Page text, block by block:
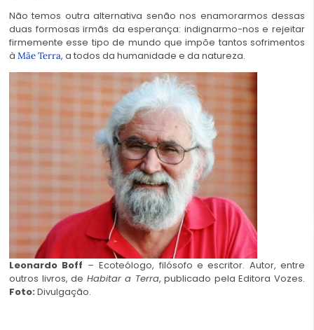
Não temos outra alternativa senão nos enamorarmos dessas
duas formosas irmãs da esperança: indignarmo-nos e rejeitar
firmemente esse tipo de mundo que impõe tantos sofrimentos
à Mãe Terra, a todos da humanidade e da natureza.
Leonardo Boff –Ecoteólogo, filósofo e escritor. Autor, entre
outros livros, de Habitar a Terra, publicado pela Editora Vozes.
Foto: Divulgação.